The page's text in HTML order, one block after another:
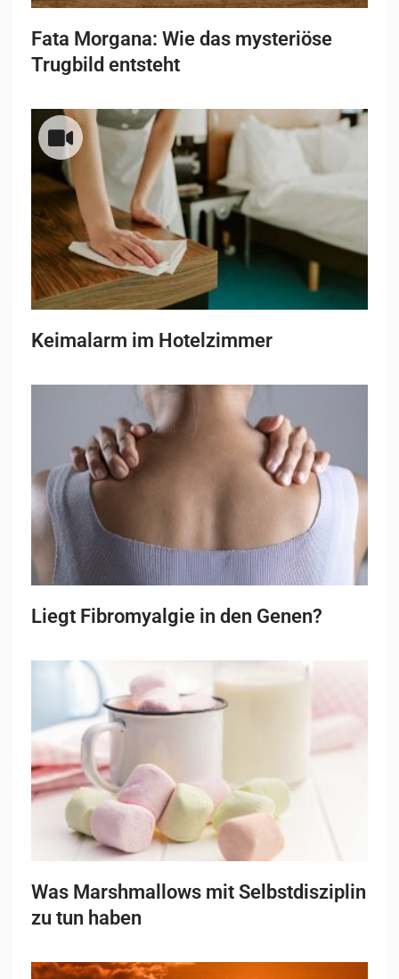
Fata Morgana: Wie das mysteriöse
Trugbild entsteht
Keimalarm im Hotelzimmer
Liegt Fibromyalgie in den Genen?
Was Marshmallows mit Selbstdisziplin
zu tun haben